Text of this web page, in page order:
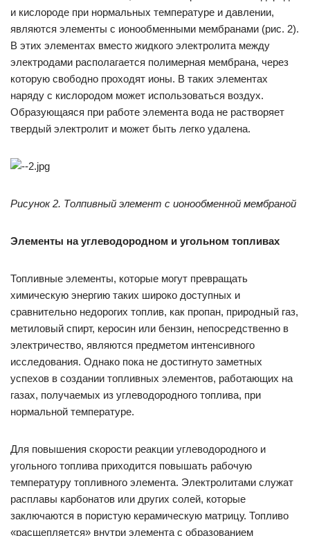
и кислороде при нормальных температуре и давлении,
являются элементы с ионообменными мембранами (рис. 2).
В этих элементах вместо жидкого электролита между
электродами располагается полимерная мембрана, через
которую свободно проходят ионы. В таких элементах
наряду с кислородом может использоваться воздух.
Образующаяся при работе элемента вода не растворяет
твердый электролит и может быть легко удалена.
Рисунок 2. Толпивный элемент с ионообменной мембраной
Элементы на углеводородном и угольном топливах
Топливные элементы, которые могут превращать
химическую энергию таких широко доступных и
сравнительно недорогих топлив, как пропан, природный газ,
метиловый спирт, керосин или бензин, непосредственно в
электричество, являются предметом интенсивного
исследования. Однако пока не достигнуто заметных
успехов в создании топливных элементов, работающих на
газах, получаемых из углеводородного топлива, при
нормальной температуре.
Для повышения скорости реакции углеводородного и
угольного топлива приходится повышать рабочую
температуру топливного элемента. Электролитами служат
расплавы карбонатов или других солей, которые
заключаются в пористую керамическую матрицу. Топливо
«расщепляется» внутри элемента с образованием